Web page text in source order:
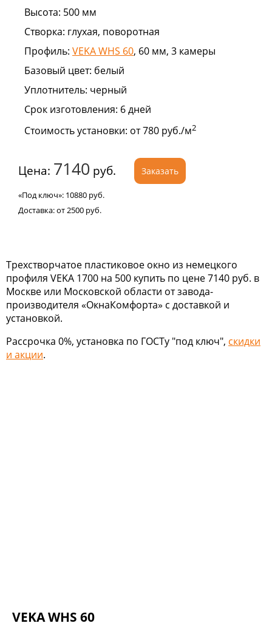
Высота: 500 мм
Створка: глухая, поворотная
Профиль: VEKA WHS 60, 60 мм, 3 камеры
Базовый цвет: белый
Уплотнитель: черный
Срок изготовления: 6 дней
Стоимость установки: от 780 руб./м2
Цена: 7140 руб.
«Под ключ»: 10880 руб.
Доставка:от 2500 руб.
Заказать
Трехстворчатое пластиковое окно из немецкого
профиля VEKA 1700 на 500 купить по цене 7140 руб. в
Москве или Московской области от завода-
производителя «ОкнаКомфорта» с доставкой и
установкой.
Рассрочка 0%, установка по ГОСТу "под ключ", скидки
и акции.
VEKA WHS 60